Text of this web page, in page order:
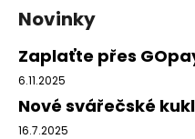
Novinky
Zaplaťte přes
6.11.2025
Nové svářečské
16.7.2025